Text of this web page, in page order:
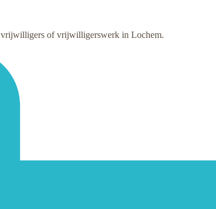
vrijwilligers of vrijwilligerswerk in Lochem.